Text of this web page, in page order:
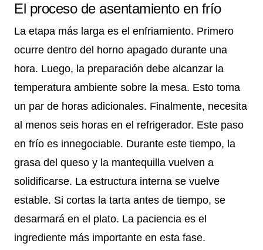
El proceso de asentamiento en frío
La etapa más larga es el enfriamiento. Primero
ocurre dentro del horno apagado durante una
hora. Luego, la preparación debe alcanzar la
temperatura ambiente sobre la mesa. Esto toma
un par de horas adicionales. Finalmente, necesita
al menos seis horas en el refrigerador. Este paso
en frío es innegociable. Durante este tiempo, la
grasa del queso y la mantequilla vuelven a
solidificarse. La estructura interna se vuelve
estable. Si cortas la tarta antes de tiempo, se
desarmará en el plato. La paciencia es el
ingrediente más importante en esta fase.